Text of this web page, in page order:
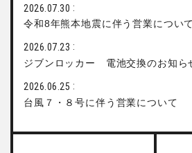
2026.07.30
令和8年熊本地震に伴う営業について
2026.07.23
ジブンロッカー 電池交換のお知ら
2026.06.25
台風７・８号に伴う営業について